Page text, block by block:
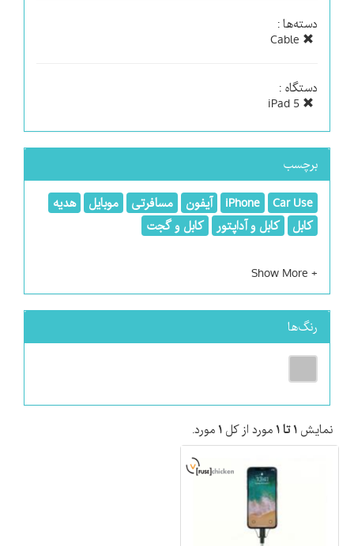
دسته‌ها :
دستگاه :
برچسب
Car Use
iPhone آیفون مسافرتی موبایل
هدیه
کابل
کابل و آداپتور کابل و گجت
رنگ‌ها
نمایش ۱ تا ۱ مورد از کل ۱ مورد.